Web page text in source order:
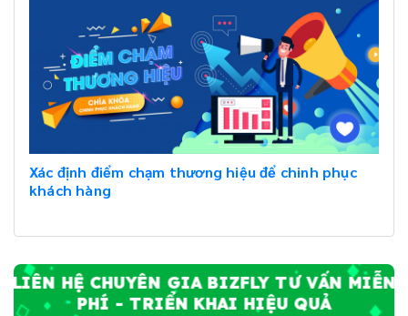
Xác định điểm chạm thương hiệu để chinh phục
khách hàng
LIÊN HỆ CHUYÊN GIA BIZFLY TƯ VẤN MIỄN
PHÍ - TRIỂN KHAI HIỆU QUẢ